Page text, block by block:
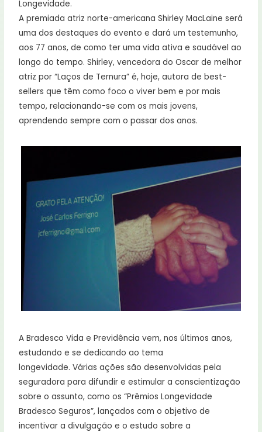
Longevidade.
A premiada atriz norte-americana Shirley MacLaine será
uma dos destaques do evento e dará um testemunho,
aos 77 anos, de como ter uma vida ativa e saudável ao
longo do tempo. Shirley, vencedora do Oscar de melhor
atriz por “Laços de Ternura” é, hoje, autora de best-
sellers que têm como foco o viver bem e por mais
tempo, relacionando-se com os mais jovens,
aprendendo sempre com o passar dos anos.
A Bradesco Vida e Previdência vem, nos últimos anos,
estudando e se dedicando ao tema
longevidade. Várias ações são desenvolvidas pela
seguradora para difundir e estimular a conscientização
sobre o assunto, como os “Prêmios Longevidade
Bradesco Seguros”, lançados com o objetivo de
incentivar a divulgação e o estudo sobre a